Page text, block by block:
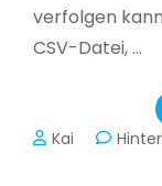
verfolgen
CSV-Datei, …
Kai